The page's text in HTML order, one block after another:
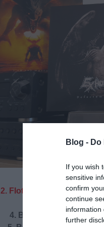
Blog -
If you wish
sensitive
confirm
continue
information
further
1. Exhorder(US):
2. Flotsam and Jetsam
3. The Obsessed
4. Blood Incantation